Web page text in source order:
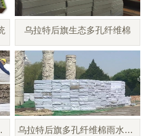
乌拉特后旗生态多孔纤维棉
供应 乌拉特后旗多孔纤维棉雨水调蓄模块